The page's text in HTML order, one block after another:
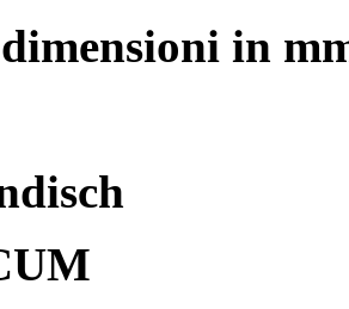
in